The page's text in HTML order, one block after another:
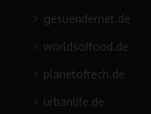
gesuendernet.de
worldsoffood.de
planetoftech.de
urbanlife.de